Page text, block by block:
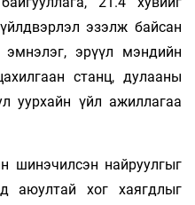
эзэлж байсан
эрүүл мэндийн
станц, дулааны
уурхайн үйл ажиллагаа
шинэчилсэн найруулгыг
аюултай хог хаягдлыг